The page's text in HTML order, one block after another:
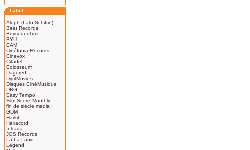
Label
Aleph (Lalo Schifrin)
Beat Records
Buysoundtrax
BYU
CAM
Cinéfonia Records
Cinevox
Citadel
Colosseum
Dagored
DigitMovies
Disques CinéMusique
DRG
Easy Tempo
Film Score Monthly
fin de siècle media
GDM
Harkit
Hexacord
Intrada
JOS Records
La-La Land
Legend